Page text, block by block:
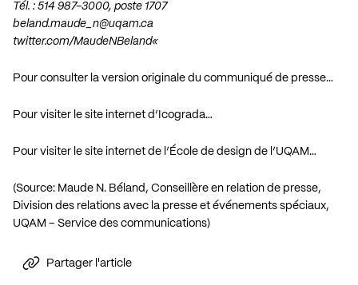
Tél. : 514 987-3000, poste 1707
beland.maude_n@uqam.ca
twitter.com/MaudeNBeland«
Pour consulter la version originale du communiqué de presse…
Pour visiter le site internet d’Icograda…
Pour visiter le site internet de l’École de design de l’UQAM…
(Source: Maude N. Béland, Conseillère en relation de presse,
Division des relations avec la presse et événements spéciaux,
UQAM – Service des communications)
Partager l'article